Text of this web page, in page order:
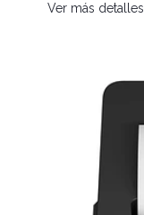
Ver más detalles